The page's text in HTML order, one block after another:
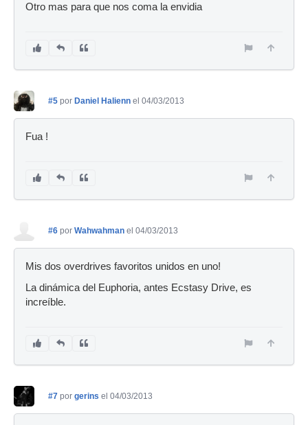
Otro mas para que nos coma la envidia
#5 por Daniel Halienn el 04/03/2013
Fua !
#6 por Wahwahman el 04/03/2013
Mis dos overdrives favoritos unidos en uno!
La dinámica del Euphoria, antes Ecstasy Drive, es
increíble.
#7 por gerins el 04/03/2013